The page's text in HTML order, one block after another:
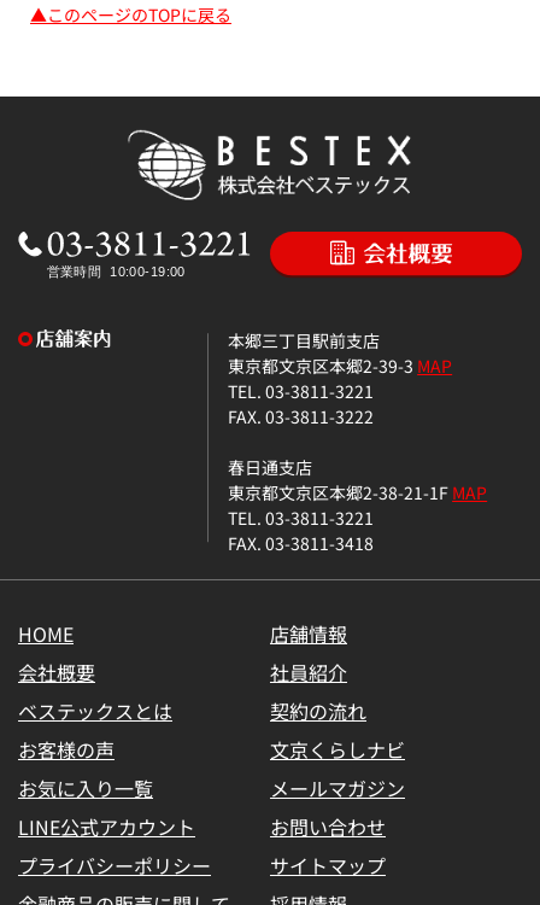
▲このページのTOPに戻る
本郷三丁目駅前支店
東京都文京区本郷2-39-3 MAP
TEL. 03-3811-3221
FAX. 03-3811-3222
春日通支店
東京都文京区本郷2-38-21-1FMAP
TEL. 03-3811-3221
FAX. 03-3811-3418
HOME
店舗情報
会社概要
社員紹介
ベステックスとは
契約の流れ
お客様の声
文京くらしナビ
お気に入り一覧
メールマガジン
LINE公式アカウント
お問い合わせ
プライバシーポリシー
サイトマップ